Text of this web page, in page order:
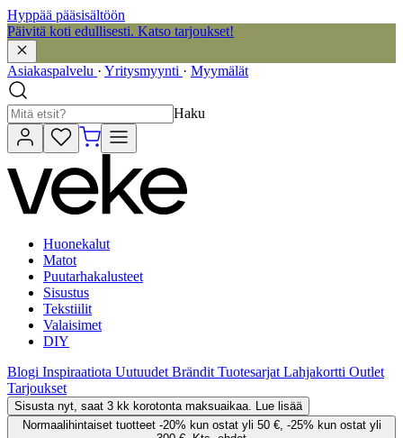
Hyppää pääsisältöön
Päivitä koti edullisesti. Katso tarjoukset!
Asiakaspalvelu · Yritysmyynti · Myymälät
Haku
Huonekalut
Matot
Puutarhakalusteet
Sisustus
Tekstiilit
Valaisimet
DIY
Blogi Inspiraatiota Uutuudet Brändit Tuotesarjat Lahjakortti Outlet
Tarjoukset
Sisusta nyt, saat 3 kk korotonta maksuaikaa. Lue lisää
Normaalihintaiset tuotteet -20% kun ostat yli 50 €, -25% kun ostat yli